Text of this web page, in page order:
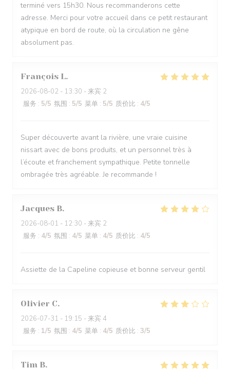
terminé vers 15h30. Nous recommanderons cette
adresse. Merci pour votre accueil dans ce petit restaurant
atypique en bord de route, où la circulation ne gêne
absolument pas.
François L
2026-08-02 - 13:30 - 来宾 2
服务 : 5/5 氛围 : 5/5 菜单 : 5/5 质价比 : 4/5
Super découverte avant la rivière, une vraie cuisine
nissart avec de bons produits, et un personnel très à
l’écoute et franchement sympathique. Petite tonnelle
ombragée très agréable. Je recommande !
Jacques B
2026-08-01 - 12:30 - 来宾 2
服务 : 4/5 氛围 : 4/5 菜单 : 4/5 质价比 : 4/5
Assiette de la Capeline copieuse et bonne serveur gentil
Olivier C
2026-07-31 - 19:15 - 来宾 4
服务 : 1/5 氛围 : 4/5 菜单 : 4/5 质价比 : 3/5
Tim B